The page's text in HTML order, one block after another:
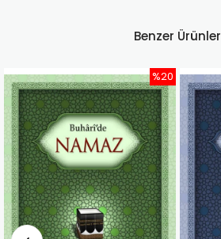
Benzer Ürünler
%20